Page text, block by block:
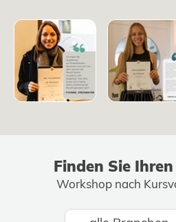
Finden Sie
Workshop nach